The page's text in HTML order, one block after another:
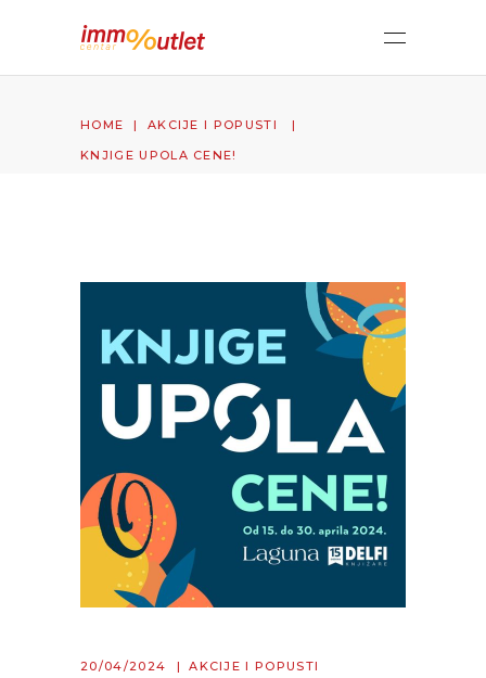
HOME | AKCIJE I POPUSTI |
KNJIGE UPOLA CENE!
20/04/2024 AKCIJE I POPUSTI